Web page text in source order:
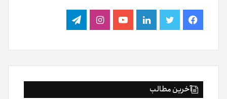
فیس
بوک
توییتر لینکدینیوتیوباینستاگرام
تلگرام
آخرین مطالب